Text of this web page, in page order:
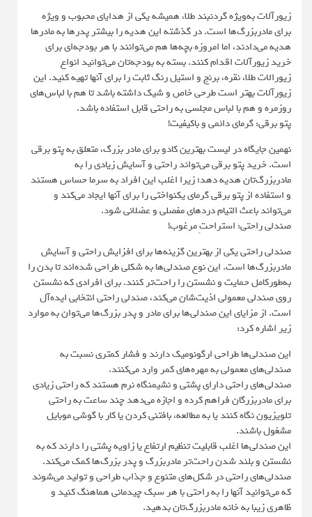
زیورآلات به‌ویژه گردنبند طلا، همیشه یکی از هدایای محبوب و ویژه
برای مادربزرگ‌ها است. در گذشته این هدیه را بیشتر پدرها به مادرها
هدیه می‌دادند، اما امروزه بچه‌ها هم می‌توانند با هر بودجه‌ای برای
خرید زیورآلات اقدام کنند. بسته به بودجه‌تان می‌توانید انواع
زیورالات طلا، نقره، برنج و استیل رنگ ثابت را برای آنها تهیه کنید. این
زیورآلات بهتر است طرحی خاص و شیک داشته باشد تا هم با لباس‌های
روزمره و هم با لباس مجلسی به راحتی قابل استفاده باشد.
پتو برقی: گرمای دائمی و باکیفیت!
نهمین جایگاه در لیست بهترین کادو برای مادر بزرگ، متعلق به پتو برقی
است. خرید پتو برقی می‌تواند راحتی و آسایش زیادی را به
مادربزرگ‌تان هدیه دهد؛ زیرا اغلب این افراد به سرما حساس هستند
و استفاده از پتو برقی گرمای یکنواختی را برای آنها ایجاد می‌کند و
می‌تواند باعث التیام دردهای مفصلی و عضلانی شود.
صندلی راحتی: استراحتِ مرغوب!
صندلی راحتی یکی از بهترین گزینه‌ها برای افزایش راحتی و آسایش
مادربزرگ‌ها است. این نوع صندلی‌ها به شکلی طراحی شده‌اند تا بدن را
به‌طورکامل حمایت و نشستن را راحت‌تر کنند. برای افرادی که نشستن
روی صندلی معمولی اذیت‌شان می‌کند، صندلی راحتی انتخابی ایده‌آل
است. از مزایای این صندلی‌ها برای مادر و پدر بزرگ‌ها می‌توان به موارد
زیر اشاره کرد:
این صندلی‌ها طراحی ارگونومیک دارند و فشار کمتری نسبت به
صندلی‌های معمولی به مهره‌های کمر وارد می‌کنند.
صندلی‌های راحتی دارای پشتی و نشیمنگاه نرم هستند که راحتی زیادی
برای مادربزرگان فراهم کرده و اجازه می‌دهد چند ساعت به راحتی
تلویزیون نگاه کنند یا به مطالعه، بافتنی کردن یا کار با گوشی موبایل
مشغول باشند.
این صندلی‌ها اغلب قابلیت تنظیم ارتفاع یا زاویه پشتی را دارند که به
نشستن و بلند شدن راحت‌تر مادربزرگ و پدر بزرگ‌ها کمک می‌کند.
صندلی‌های راحتی در شکل‌های متنوع و جذاب طراحی و تولید می‌شوند
که می‌توانید آنها را به راحتی با هر سبک چیدمانی هماهنگ کنید و
ظاهری زیبا به خانه مادربزرگ‌تان بدهید.